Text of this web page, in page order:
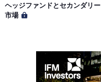
ヘッジファンドとセカンダリー
市場